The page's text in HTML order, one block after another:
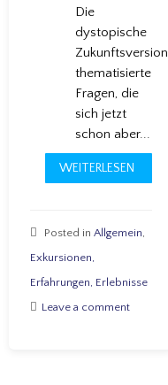
Die
dystopische
Zukunftsversion
thematisierte
Fragen, die
sich jetzt
schon aber...
WEITERLESEN
Posted in Allgemein,
Exkursionen,
Erfahrungen, Erlebnisse
Leave a comment